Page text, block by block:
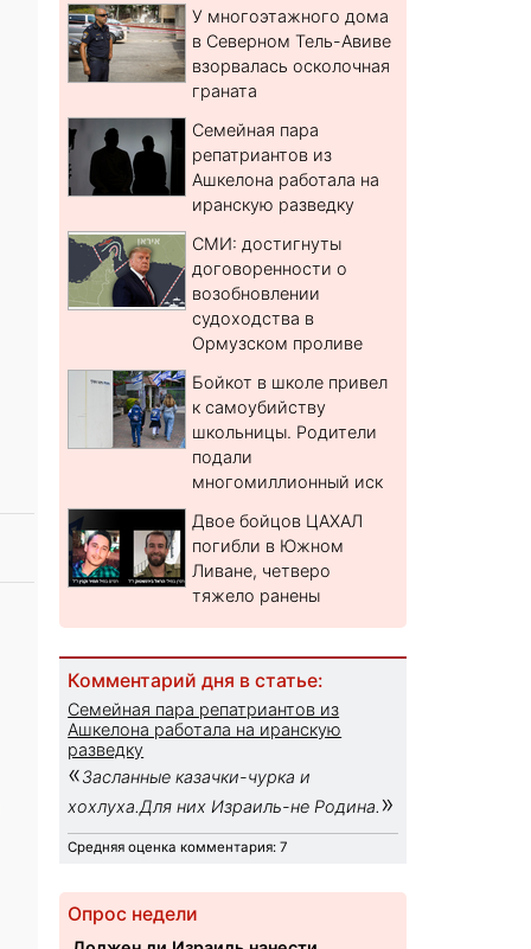
У многоэтажного дома
в Северном Тель-Авиве
взорвалась осколочная
граната
Семейная пара
репатриантов из
Ашкелона работала на
иранскую разведку
СМИ: достигнуты
договоренности о
возобновлении
судоходства в
Ормузском проливе
Бойкот в школе привел
к самоубийству
школьницы. Родители
подали
многомиллионный иск
Двое бойцов ЦАХАЛ
погибли в Южном
Ливане, четверо
тяжело ранены
Комментарий дня в статье:
Семейная пара репатриантов из
Ашкелона работала на иранскую
разведку
«Засланные казачки-чурка и
хохлуха.Для них Израиль-не Родина. »
Средняя оценка комментария: 7
Опрос недели